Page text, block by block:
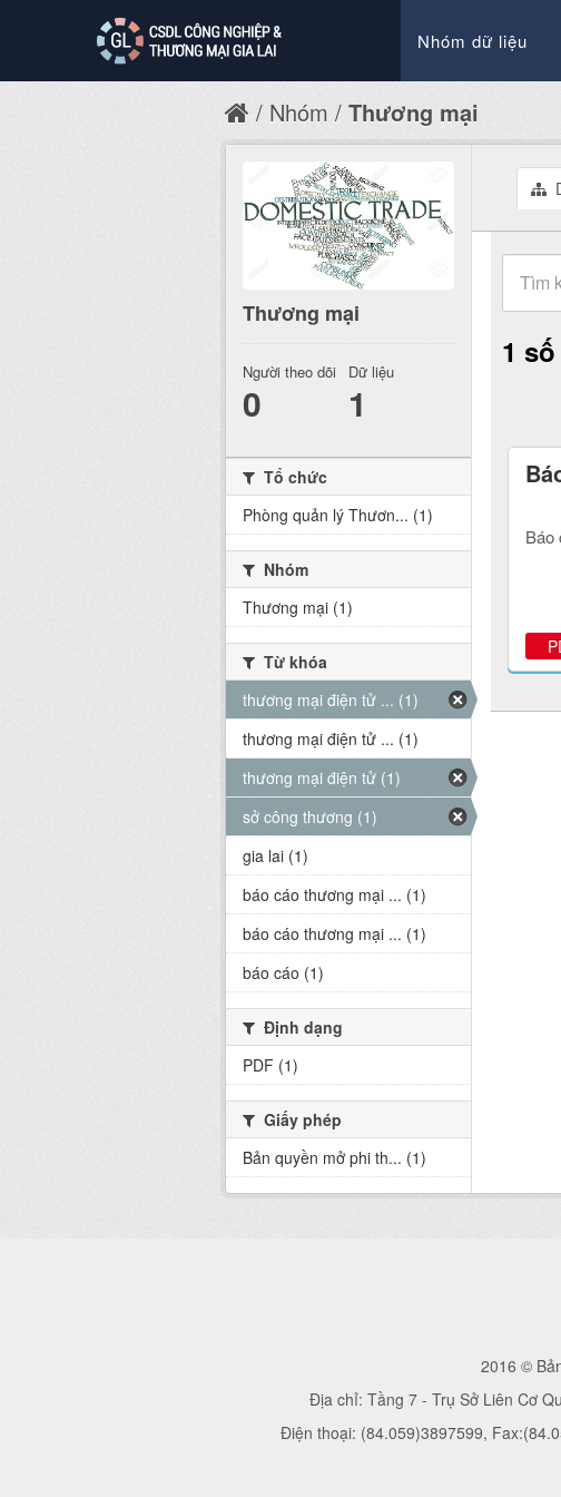
Nhóm dữ liệu
Nhóm Thương mại
1
Báo
Thương mại
Người theo dõi
0
Dữ liệu
1
Tổ chức
Phòng quản lý Thươn... (1)
Nhóm
Thương mại (1)
Từ khóa
thương mại điện tử ... (1)
thương mại điện tử ... (1)
thương mại điện tử (1)
sở công thương (1)
gia lai (1)
báo cáo thương mại ... (1)
báo cáo thương mại ... (1)
báo cáo (1)
Định dạng
PDF (1)
Giấy phép
Bản quyền mở phi th... (1)
2016 ©
Địa chỉ: Tầng 7 - Trụ Sở Liên Cơ
Điện thoại: (84.059)3897599,